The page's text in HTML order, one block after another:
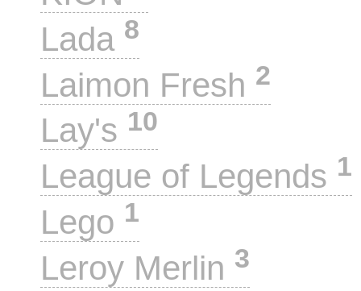
Lada 8
Laimon Fresh 2
Lay's 10
League of Legends 1
Lego 1
Leroy Merlin 3